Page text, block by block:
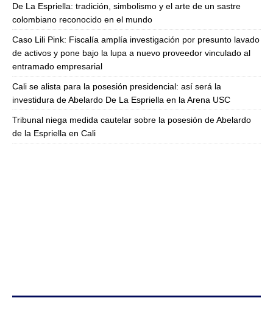
De La Espriella: tradición, simbolismo y el arte de un sastre
colombiano reconocido en el mundo
Caso Lili Pink: Fiscalía amplía investigación por presunto lavado
de activos y pone bajo la lupa a nuevo proveedor vinculado al
entramado empresarial
Cali se alista para la posesión presidencial: así será la
investidura de Abelardo De La Espriella en la Arena USC
Tribunal niega medida cautelar sobre la posesión de Abelardo
de la Espriella en Cali